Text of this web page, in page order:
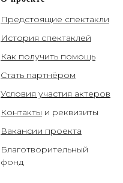
Предстоящие спектакли
История спектаклей
Как получить помощь
Стать партнёром
Условия участия актеров
Контакты и реквизиты
Вакансии проекта
Благотворительный
фонд